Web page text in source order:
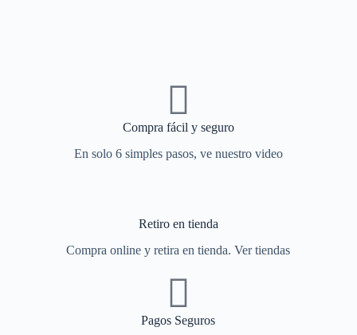
Compra fácil y seguro
En solo 6 simples pasos, ve nuestro video
Retiro en tienda
Compra online y retira en tienda. Ver tiendas
Pagos Seguros